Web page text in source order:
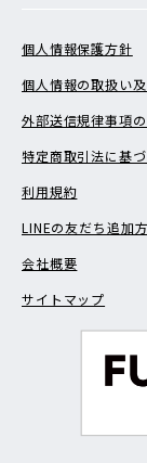
個人情報保護方針
個人情報の取扱い
外部送信規律事項
特定商取引法に基
利用規約
LINEの友だち追加
会社概要
サイトマップ